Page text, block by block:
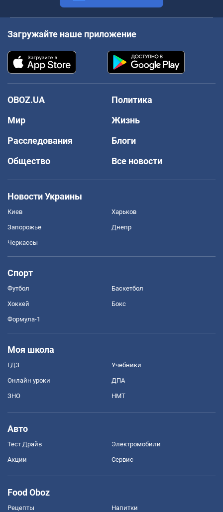
Загружайте наше приложение
OBOZ.UA
Политика
Мир
Жизнь
Расследования
Блоги
Общество
Все новости
Новости Украины
Киев Харьков
Запорожье Днепр
Черкассы
Спорт
Футбол Баскетбол
Хоккей Бокс
Формула-1
Моя школа
ГДЗ Учебники
Онлайн уроки ДПА
ЗНО НМТ
Авто
Тест Драйв Электромобили
Акции Сервис
Food Oboz
Рецепты Напитки